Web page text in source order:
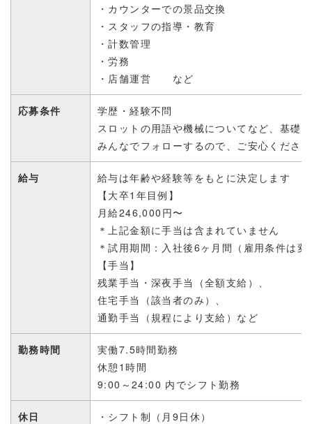
・カウンターでの景品交換
・スタッフの指導・教育
・計数管理
・労務
・店舗運営 など
応募条件
学歴・経験不問
スロットの用語や機械についてなど、基礎
みんなでフォローするので、 ご安心くださ
給与
給与は年齢や経験等をもとに決定します
【 大卒1年目例 】
月給246,000円〜
＊上記金額に手当は含まれていません
＊試用期間：入社後6ヶ月間（雇用条件は変
【手当】
残業手当・深夜手当（全額支給）、
住宅手当（該当者のみ）、
通勤手当
（ 規程により支給） など
勤務時間
実働7.5時間勤務
休憩1時間
9:00～24:00 内でシフト勤務
休日
・シフト制（月9日休）